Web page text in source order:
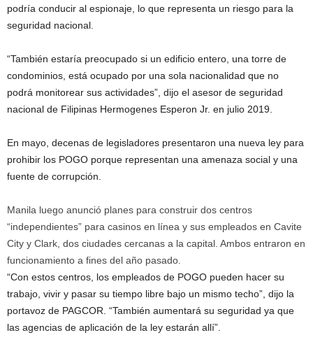
podría conducir al espionaje, lo que representa un riesgo para la
seguridad nacional.
“También estaría preocupado si un edificio entero, una torre de
condominios, está ocupado por una sola nacionalidad que no
podrá monitorear sus actividades”, dijo el asesor de seguridad
nacional de Filipinas Hermogenes Esperon Jr. en julio 2019.
En mayo, decenas de legisladores presentaron una nueva ley para
prohibir los POGO porque representan una amenaza social y una
fuente de corrupción.
Manila luego anunció planes para construir dos centros
“independientes” para casinos en línea y sus empleados en Cavite
City y Clark, dos ciudades cercanas a la capital. Ambos entraron en
funcionamiento a fines del año pasado.
“Con estos centros, los empleados de POGO pueden hacer su
trabajo, vivir y pasar su tiempo libre bajo un mismo techo”, dijo la
portavoz de PAGCOR. “También aumentará su seguridad ya que
las agencias de aplicación de la ley estarán allí”.